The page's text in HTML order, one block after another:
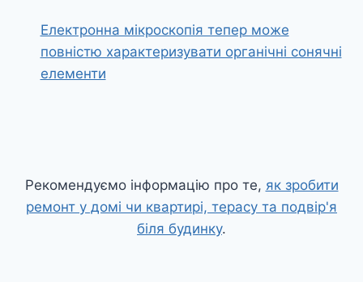
Електронна мікроскопія тепер може
повністю характеризувати органічні сонячні
елементи
Рекомендуємо інформацію про те, як зробити
ремонт у домі чи квартирі, терасу та подвір'я
біля будинку.